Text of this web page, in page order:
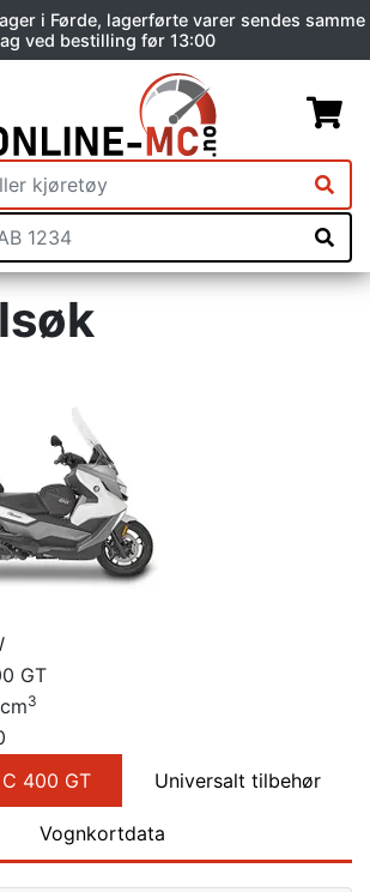
i Førde, lagerførte varer sendes samme
ved bestilling før 13:00
GT
3
400 GT
Universalt tilbehør
Vognkortdata